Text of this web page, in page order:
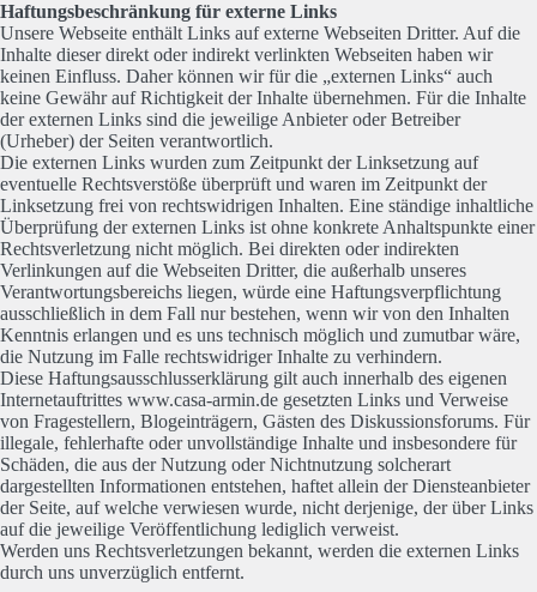
Haftungsbeschränkung für externe Links
Unsere Webseite enthält Links auf externe Webseiten Dritter. Auf die
Inhalte dieser direkt oder indirekt verlinkten Webseiten haben wir
keinen Einfluss. Daher können wir für die „externen Links“ auch
keine Gewähr auf Richtigkeit der Inhalte übernehmen. Für die Inhalte
der externen Links sind die jeweilige Anbieter oder Betreiber
(Urheber) der Seiten verantwortlich.
Die externen Links wurden zum Zeitpunkt der Linksetzung auf
eventuelle Rechtsverstöße überprüft und waren im Zeitpunkt der
Linksetzung frei von rechtswidrigen Inhalten. Eine ständige inhaltliche
Überprüfung der externen Links ist ohne konkrete Anhaltspunkte einer
Rechtsverletzung nicht möglich. Bei direkten oder indirekten
Verlinkungen auf die Webseiten Dritter, die außerhalb unseres
Verantwortungsbereichs liegen, würde eine Haftungsverpflichtung
ausschließlich in dem Fall nur bestehen, wenn wir von den Inhalten
Kenntnis erlangen und es uns technisch möglich und zumutbar wäre,
die Nutzung im Falle rechtswidriger Inhalte zu verhindern.
Diese Haftungsausschlusserklärung gilt auch innerhalb des eigenen
Internetauftrittes www.casa-armin.de gesetzten Links und Verweise
von Fragestellern, Blogeinträgern, Gästen des Diskussionsforums. Für
illegale, fehlerhafte oder unvollständige Inhalte und insbesondere für
Schäden, die aus der Nutzung oder Nichtnutzung solcherart
dargestellten Informationen entstehen, haftet allein der Diensteanbieter
der Seite, auf welche verwiesen wurde, nicht derjenige, der über Links
auf die jeweilige Veröffentlichung lediglich verweist.
Werden uns Rechtsverletzungen bekannt, werden die externen Links
durch uns unverzüglich entfernt.